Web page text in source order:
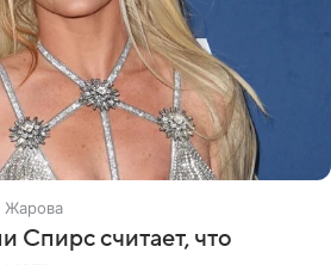
Жарова
Спирс считает, что